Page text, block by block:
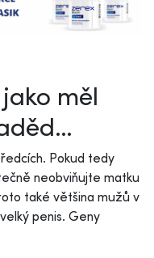
měl
Pokud tedy
neobviňujte matku
také většina mužů v
penis. Geny